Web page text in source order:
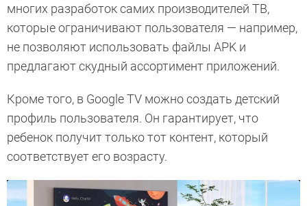
многих разработок самих производителей ТВ,
которые ограничивают пользователя — например,
не позволяют использовать файлы APK и
предлагают скудный ассортимент приложений.
Кроме того, в Google TV можно создать детский
профиль пользователя. Он гарантирует, что
ребенок получит только тот контент, который
соответствует его возрасту.